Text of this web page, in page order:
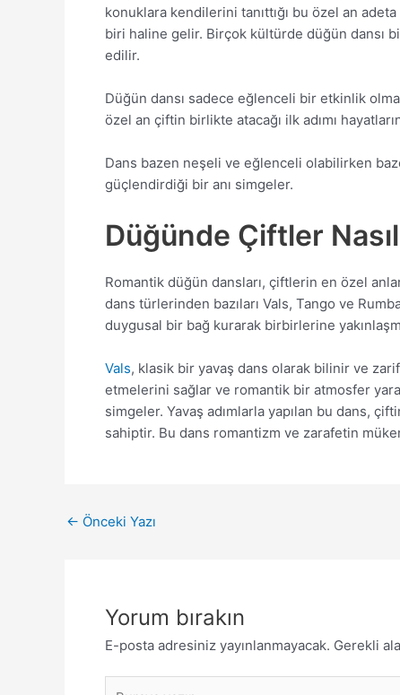
konuklara kendilerini tanıttığı bu özel an
biri haline gelir. Birçok kültürde düğün dansı
edilir.
Düğün dansı sadece eğlenceli bir etkinlik
özel an çiftin birlikte atacağı ilk adımı
Dans bazen neşeli ve eğlenceli olabilirken
güçlendirdiği bir anı simgeler.
Düğünde Çiftler
Romantik düğün dansları, çiftlerin en özel
dans türlerinden bazıları Vals, Tango ve
duygusal bir bağ kurarak birbirlerine
Vals, klasik bir yavaş dans olarak bilinir ve
etmelerini sağlar ve romantik bir atmosfer
simgeler. Yavaş adımlarla yapılan bu dans,
sahiptir. Bu dans romantizm ve zarafetin
← Önceki Yazı
Yorum bırakın
E-posta adresiniz yayınlanmayacak. Gerekli